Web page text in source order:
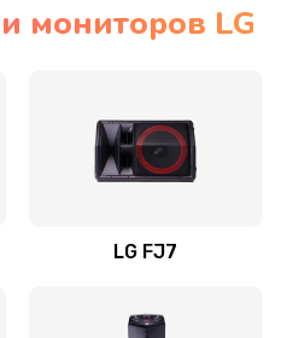
клавиш, индикаторов,
мониторов LG
LG FJ7